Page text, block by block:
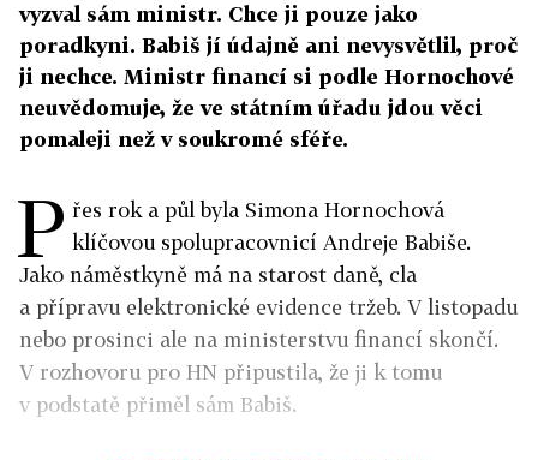
vyzval sám ministr. Chce ji pouze jako
poradkyni. Babiš jí údajně ani nevysvětlil, proč
ji nechce. Ministr financí si podle Hornochové
neuvědomuje, že ve státním úřadu jdou věci
pomaleji než v soukromé sféře.
P řes rok a půl byla Simona Hornochová
klíčovou spolupracovnicí Andreje Babiše.
Jako náměstkyně má na starost daně, cla
a přípravu elektronické evidence tržeb. V listopadu
nebo prosinci ale na ministerstvu financí skončí.
V rozhovoru pro HN připustila, že ji k tomu
v podstatě přiměl sám Babiš.